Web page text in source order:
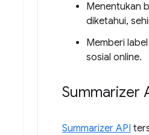
Menentukan
diketahui,
Memberi
sosial online.
Summarizer
Summarizer API